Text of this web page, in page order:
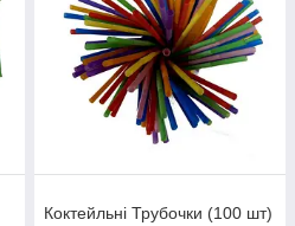
Коктейльні Трубочки (100 шт)